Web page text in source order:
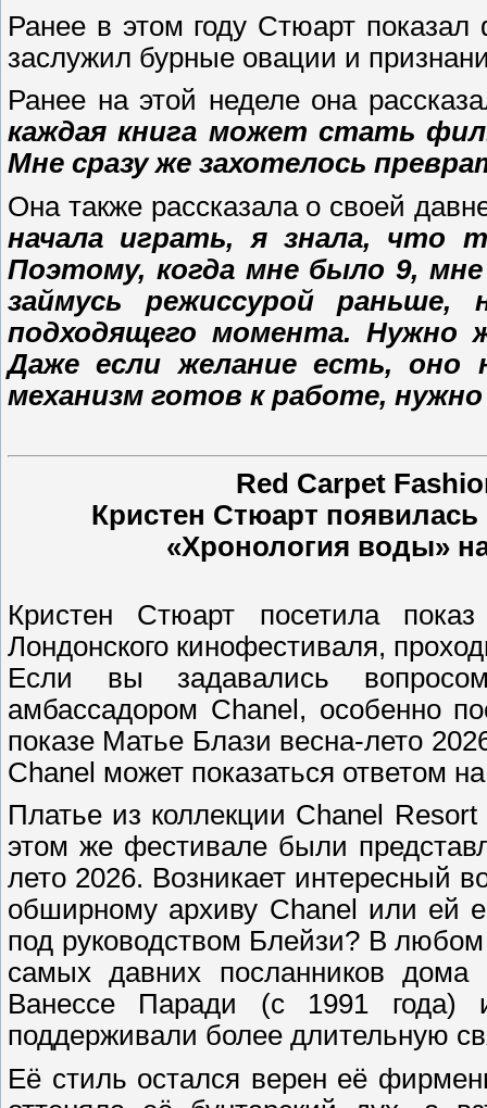
Ранее в этом году Стюарт
заслужил бурные овации и
Ранее на этой неделе она
каждая книга может стать
Мне сразу же захотелось
Она также рассказала о своей
начала играть, я знала, что
Поэтому, когда мне было 9,
займусь режиссурой
подходящего момента. Нужно
Даже если желание есть, оно
механизм готов к работе,
Red Carpet
Кристен Стюарт
«Хронология воды»
Кристен Стюарт посетила
Лондонского кинофестиваля,
Если вы задавались
амбассадором Chanel, особенно
показе Матье Блази весна-лето
Chanel может показаться ответом
Платье из коллекции Chanel
этом же фестивале были
лето 2026. Возникает интересный
обширному архиву Chanel или ей
под руководством Блейзи? В
самых давних посланников
Ванессе Паради (с 1991 года)
поддерживали более длительную
Её стиль остался верен её